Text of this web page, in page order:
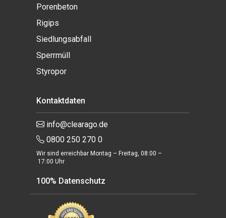
Porenbeton
Rigips
Siedlungsabfall
Sperrmüll
Styropor
Kontaktdaten
info@clearago.de
0800 250 270 0
Wir sind erreichbar Montag – Freitag, 08:00 –
17:00 Uhr
100% Datenschutz